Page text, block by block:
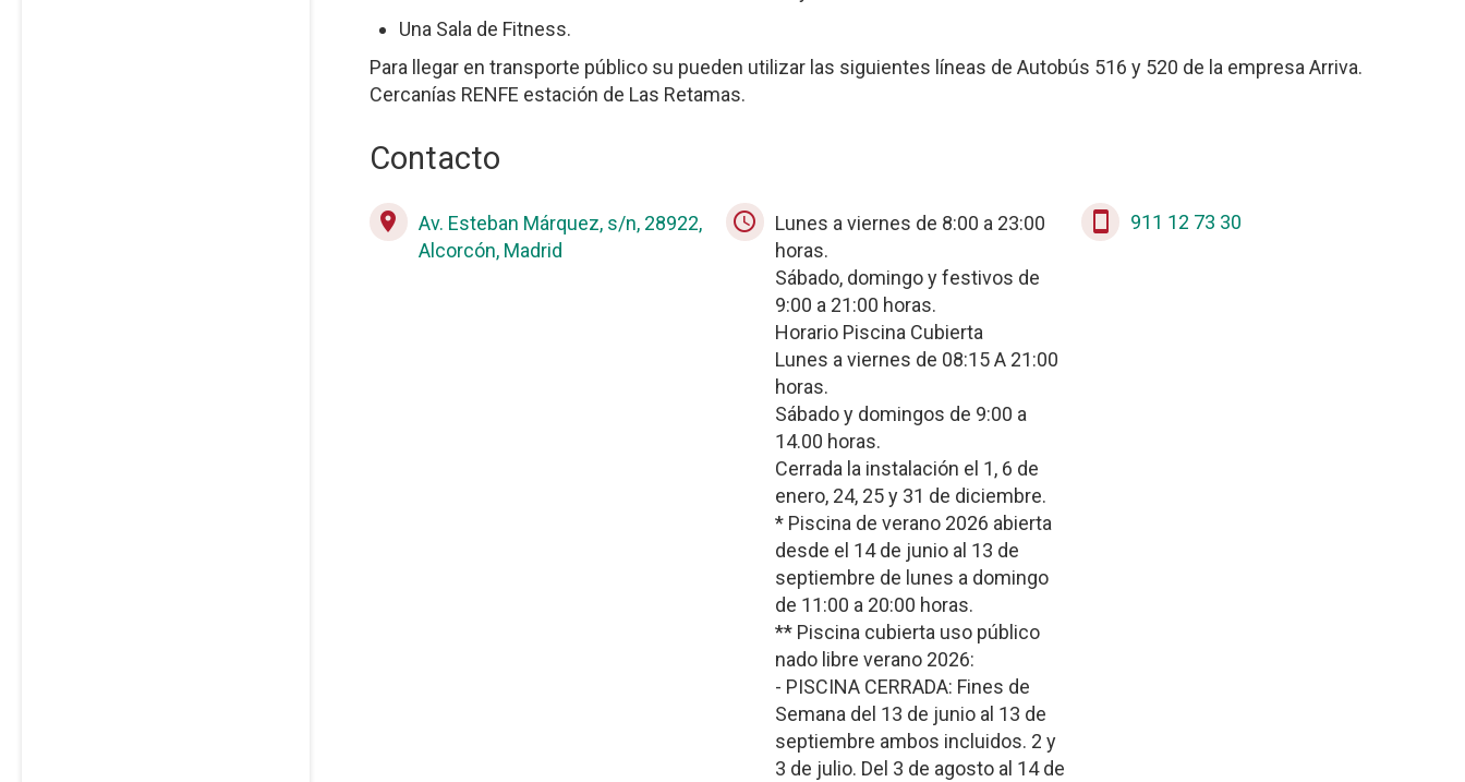
Una Sala de Fitness.
Para llegar en transporte público su pueden utilizar las siguientes líneas de Autobús 516 y 520 de la empresa Arriva.
Cercanías RENFE estación de Las Retamas.
Contacto
place
Av. Esteban Márquez, s/n, 28922,
Alcorcón, Madrid
schedule
Lunes a viernes de 8:00 a 23:00
horas.
Sábado, domingo y festivos de
9:00 a 21:00 horas.
Horario Piscina Cubierta
Lunes a viernes de 08:15 A 21:00
horas.
Sábado y domingos de 9:00 a
14.00 horas.
Cerrada la instalación el 1, 6 de
enero, 24, 25 y 31 de diciembre.
* Piscina de verano 2026 abierta
desde el 14 de junio al 13 de
septiembre de lunes a domingo
de 11:00 a 20:00 horas.
** Piscina cubierta uso público
nado libre verano 2026:
- PISCINA CERRADA: Fines de
Semana del 13 de junio al 13 de
septiembre ambos incluidos. 2 y
3 de julio. Del 3 de agosto al 14 de
stay_current_portrait 911 12 73 30